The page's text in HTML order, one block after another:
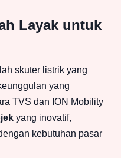
Layak untuk
skuter listrik yang
yang
TVS dan ION Mobility
yang inovatif,
kebutuhan pasar